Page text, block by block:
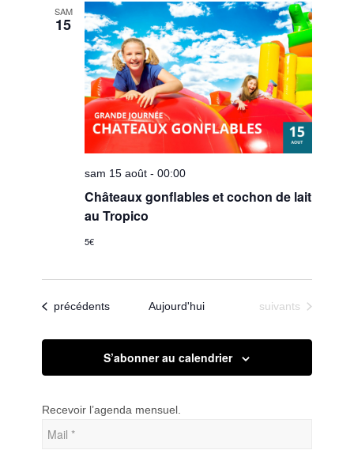
de
vues
SAM
15
sam 15 août - 00:00
Châteaux gonflables et cochon de lait
au Tropico
5€
Évènements
précédents Aujourd'hui Évènements
suivants
S’abonner au calendrier
Recevoir l’agenda mensuel.